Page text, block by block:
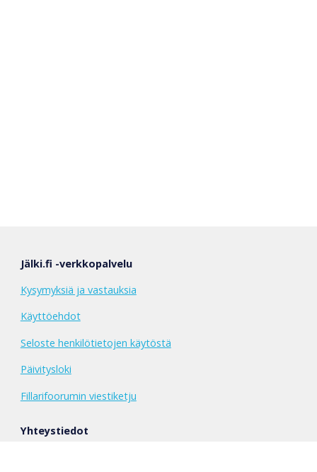
Jälki.fi -verkkopalvelu
Kysymyksiä ja vastauksia
Käyttöehdot
Seloste henkilötietojen käytöstä
Päivitysloki
Fillarifoorumin viestiketju
Yhteystiedot